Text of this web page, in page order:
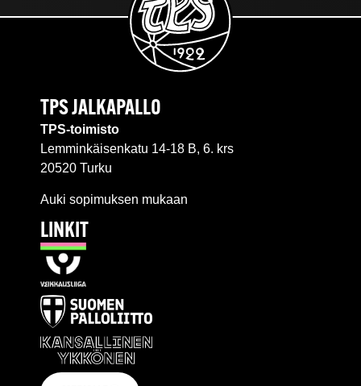
TPS JALKAPALLO
TPS-toimisto
Lemminkäisenkatu 14-18 B, 6. krs
20520 Turku
Auki sopimuksen mukaan
LINKIT